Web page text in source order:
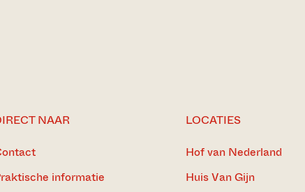
NAAR
informatie
LOCATIES
Hof van Nederland
Huis Van Gijn